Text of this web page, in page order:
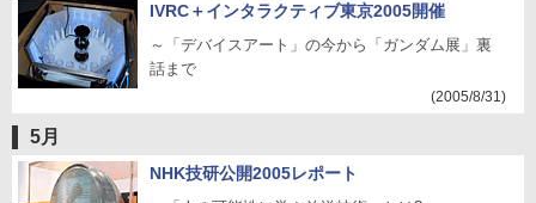
IVRC＋インタラクティブ東京2005開催
～「デバイスアート」の今から「ガンダム展」裏
話まで
(2005/8/31)
5月
NHK技研公開2005レポート